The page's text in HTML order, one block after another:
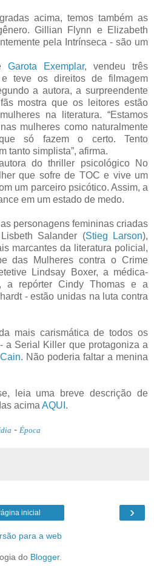
acima, temos também as
Gillian Flynn e Elizabeth
pela Intrínseca - são um
Garota Exemplar, vendeu três
teve os direitos de filmagem
a autora, a surpreendente
mostra que os leitores estão
na literatura. “Estamos
mulheres como naturalmente
só fazem o certo. Tento
tanto simplista”, afirma.
do thriller psicológico No
que sofre de TOC e vive um
um parceiro psicótico. Assim, a
em um estado de medo.
personagens femininas criadas
Salander (Stieg Larson),
marcantes da literatura policial,
das Mulheres contra o Crime
Lindsay Boxer, a médica-
a repórter Cindy Thomas e a
- estão unidas na luta contra
mais carismática de todos os
a Serial Killer que protagoniza a
. Não poderia faltar a menina
leia uma breve descrição de
acima AQUI .
- Época
›
inicial
para a web
do Blogger.